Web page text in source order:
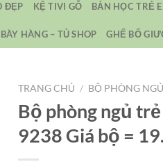
ĐẸP KỆ TIVI GỖ BẢN HỌC TRẺ
HÀNG – TỦ SHOP GHẾ BỐ
TRANG CHỦ / BỘ PHÒNG
Bộ phòng ngủ
9238 Giá bộ =